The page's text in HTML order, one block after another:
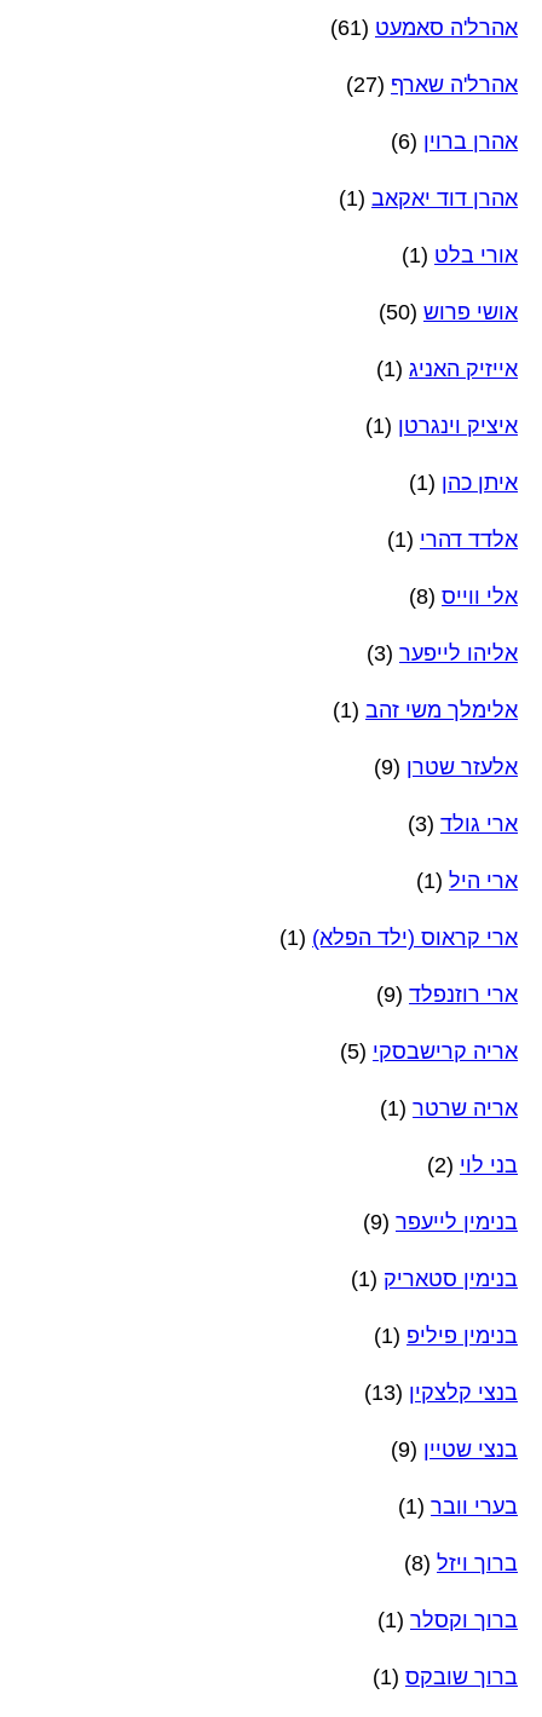
אהרל'ה סאמעט (61)
אהרל'ה שארף (27)
אהרן ברוין (6)
אהרן דוד יאקאב (1)
אורי בלט (1)
אושי פרוש (50)
אייזיק האניג (1)
איציק וינגרטן (1)
איתן כהן (1)
אלדד דהרי (1)
אלי ווייס (8)
אליהו לייפער (3)
אלימלך משי זהב (1)
אלעזר שטרן (9)
ארי גולד (3)
ארי היל (1)
ארי קראוס (ילד הפלא) (1)
ארי רוזנפלד (9)
אריה קרישבסקי (5)
אריה שרטר (1)
בני לוי (2)
בנימין לייעפר (9)
בנימין סטאריק (1)
בנימין פיליפ (1)
בנצי קלצקין (13)
בנצי שטיין (9)
בערי וובר (1)
ברוך ויזל (8)
ברוך וקסלר (1)
ברוך שובקס (1)